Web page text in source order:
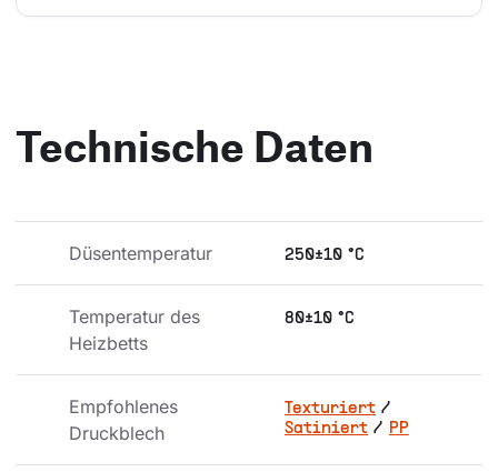
Technische Daten
Düsentemperatur 250±10 °C
Temperatur des
Heizbetts
80±10 °C
Empfohlenes
Druckblech
Texturiert /
Satiniert / PP